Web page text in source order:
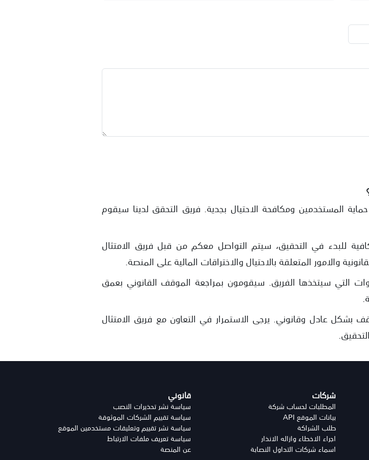
المستخدمين ومكافحة الاحتيال بجدية. فريق التحقق لدينا سيقوم
للبدء في التحقيق، سيتم التواصل معكم من قبل فريق الامتثال
والامور المتعلقة بالاحتيال والاختراقات المالية على المنصة.
التي سيتخذها الفريق. سيقومون بمراجعة الموقف القانوني بعمق
عادل وقانوني. يرجى الاستمرار في التعاون مع فريق الامتثال
شركات
المطلبات لحساب شركة
بيانات الموقع API
طلب الشراكة
اجراء الاخطاء وازاله الانذار
اسماء شركات التداول النصابة
قانوني
سياسة نشر تحذيرات النصب
سياسة تقييم الشركات الموثوقة
سياسة نشر تقييم وتعليقات مستخدمين الموقع
سياسة تعريف ملفات الارتباط
عن المنصة